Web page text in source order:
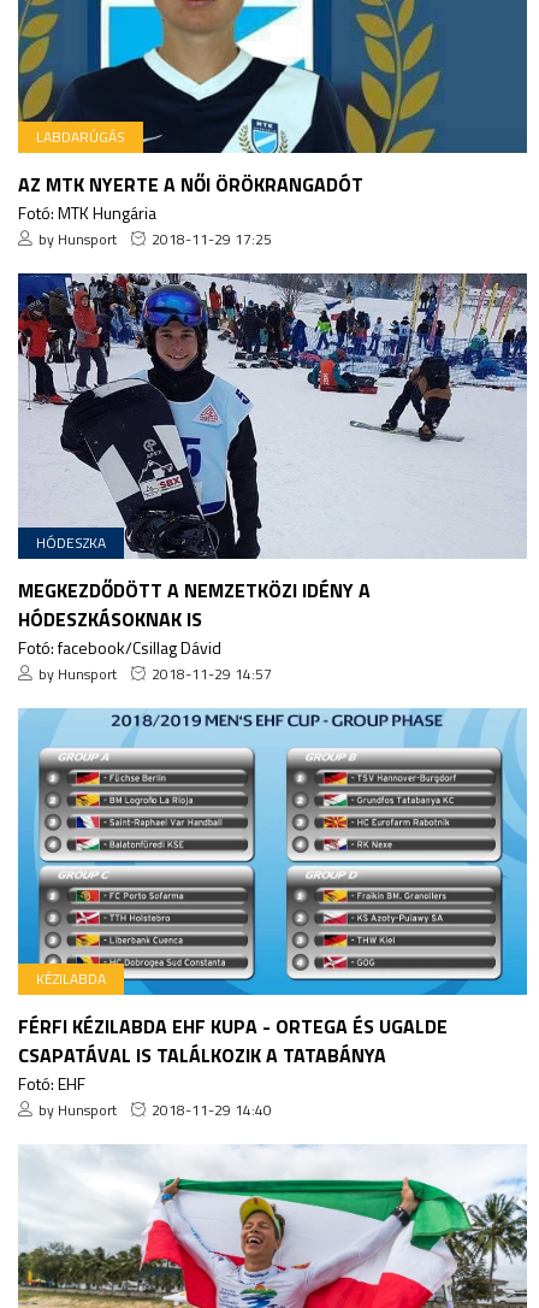
LABDARÚGÁS
AZ MTK NYERTE A NŐI ÖRÖKRANGADÓT
Fotó: MTK Hungária
by Hunsport 2018-11-29 17:25
HÓDESZKA
MEGKEZDŐDÖTT A NEMZETKÖZI IDÉNY A
HÓDESZKÁSOKNAK IS
Fotó: facebook/Csillag Dávid
by Hunsport 2018-11-29 14:57
KÉZILABDA
FÉRFI KÉZILABDA EHF KUPA - ORTEGA ÉS UGALDE
CSAPATÁVAL IS TALÁLKOZIK A TATABÁNYA
Fotó: EHF
by Hunsport 2018-11-29 14:40